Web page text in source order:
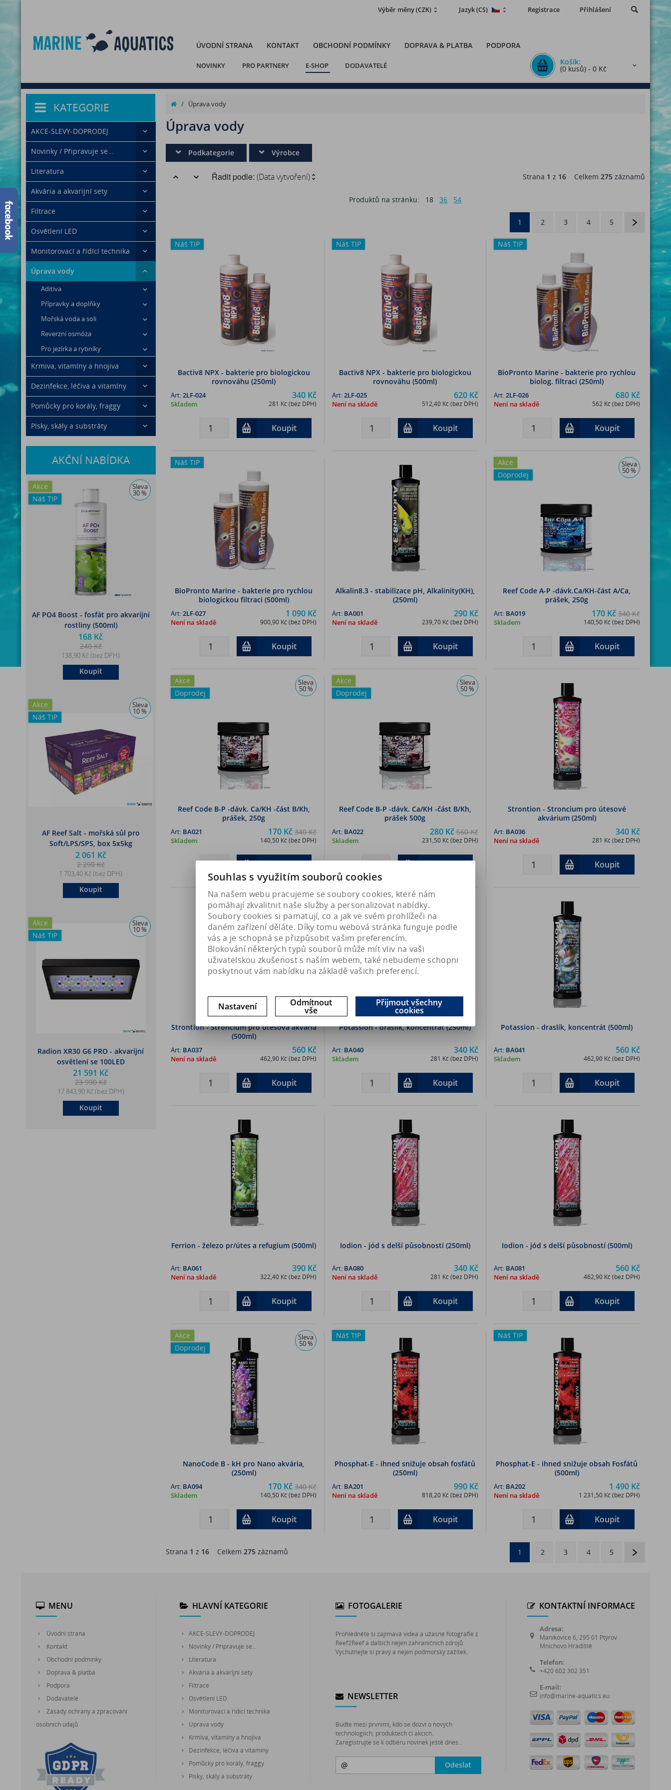
Registrace Přihlášení
Výběr měny(CZK) Jazyk(CS)
ÚVODNÍ STRANA KONTAKT OBCHODNÍ PODMÍNKY DOPRAVA & PLATBA PODPORA
NOVINKY PRO PARTNERY E-SHOP DODAVATELÉ Košík:
(0 kusů) - 0 Kč
KATEGORIE
AKCE-SLEVY-DOPRODEJ
Novinky / Připravuje se...
Literatura
Akvária a akvarijní sety
Filtrace
Osvětlení LED
Monitorovací a řídící technika
Úprava vody
Aditiva
Přípravky a doplňky
Mořská voda a soli
Reverzní osmóza
Pro jezírka a rybníky
Krmiva, vitamíny a hnojiva
Dezinfekce, léčiva a vitamíny
Pomůcky pro korály, fraggy
Písky, skály a substráty
AKČNÍ NABÍDKA
Sleva
30 %
Akce
Náš TIP
AF PO4 Boost - fosfát pro akvarijní
rostliny (500ml)
168 Kč
240 Kč
138,90 Kč (bez DPH)
Koupit
Sleva
10 %
Akce
Náš TIP
AF Reef Salt - mořská sůl pro
Soft/LPS/SPS, box 5x5kg
2 061 Kč
2 290 Kč
1 703,40 Kč (bez DPH)
Koupit
Sleva
10 %
Akce
Náš TIP
Radion XR30 G6 PRO - akvarijní
osvětlení se 100LED
21 591 Kč
23 990 Kč
17 843,90 Kč (bez DPH)
Koupit
/ Úprava vody
Úprava vody
Podkategorie Výrobce
Řadit podle: (Data vytvoření) Strana 1 z 16Celkem 275záznamů
Produktů na stránku: 18 36 54
1 2 3 4 5
Náš TIP
Bactiv8 NPX - bakterie pro biologickou
rovnováhu (250ml)
340 Kč
281 Kč (bez DPH)
Art:2LF-024
Skladem
Koupit
Náš TIP
Bactiv8 NPX - bakterie pro biologickou
rovnováhu (500ml)
620 Kč
512,40 Kč (bez DPH)
Art:2LF-025
Není na skladě
Koupit
Náš TIP
BioPronto Marine - bakterie pro rychlou
biolog. filtraci (250ml)
680 Kč
562 Kč (bez DPH)
Art:2LF-026
Není na skladě
Koupit
Náš TIP
BioPronto Marine - bakterie pro rychlou
biologickou filtraci (500ml)
1 090 Kč
900,90 Kč (bez DPH)
Art:2LF-027
Není na skladě
Koupit
Alkalin8.3 - stabilizace pH, Alkalinity(KH),
(250ml)
290 Kč
239,70 Kč (bez DPH)
Art: BA001
Není na skladě
Koupit
Akce
Doprodej
Sleva
50 %
Reef Code A-P -dávk.Ca/KH-část A/Ca,
prášek, 250g
170 Kč 340 Kč
140,50 Kč (bez DPH)
Art: BA019
Skladem
Koupit
Akce
Doprodej
Sleva
50 %
Reef Code B-P -dávk. Ca/KH -část B/Kh,
prášek, 250g
170 Kč 340 Kč
140,50 Kč (bez DPH)
Art: BA021
Skladem
Akce
Doprodej
Sleva
50 %
Reef Code B-P -dávk. Ca/KH -část B/Kh,
prášek 500g
280 Kč 560 Kč
231,50 Kč (bez DPH)
Art: BA022
Skladem
Strontion - Stroncium pro útesové
akvárium (250ml)
340 Kč
281 Kč (bez DPH)
Art: BA036
Není na skladě
Koupit
Strontion - Stroncium pro útesová akvária
(500ml)
560 Kč
462,90 Kč (bez DPH)
Art: BA037
Není na skladě
Koupit
Potassion - draslík, koncentrát (250ml)
340 Kč
281 Kč (bez DPH)
Art: BA040
Skladem
Koupit
Potassion - draslík, koncentrát (500ml)
560 Kč
462,90 Kč (bez DPH)
Art: BA041
Skladem
Koupit
Ferrion - železo pr/útes a refugium (500ml)
390 Kč
322,40 Kč (bez DPH)
Art: BA061
Není na skladě
Koupit
Iodion - jód s delší působností (250ml)
340 Kč
281 Kč (bez DPH)
Art: BA080
Není na skladě
Koupit
Iodion - jód s delší působností (500ml)
560 Kč
462,90 Kč (bez DPH)
Art: BA081
Není na skladě
Koupit
Akce
Doprodej
Sleva
50 %
NanoCode B - kH pro Nano akvária,
(250ml)
170 Kč 340 Kč
140,50 Kč (bez DPH)
Art: BA094
Skladem
Koupit
Náš TIP
Phosphat-E - ihned snižuje obsah fosfátů
(250ml)
990 Kč
818,20 Kč (bez DPH)
Art: BA201
Není na skladě
Koupit
Náš TIP
Phosphat-E - ihned snižuje obsah Fosfátů
(500ml)
1 490 Kč
1 231,50 Kč (bez DPH)
Art: BA202
Není na skladě
Koupit
Strana 1 z 16Celkem 275záznamů 1 2 3 4 5
MENU
Úvodní strana
Kontakt
Obchodní podmínky
Doprava & platba
Podpora
Dodavatelé
Zásady ochrany a zpracování
osobních údajů
HLAVNÍ KATEGORIE
AKCE-SLEVY-DOPRODEJ
Novinky / Připravuje se...
Literatura
Akvária a akvarijní sety
Filtrace
Osvětlení LED
Monitorovací a řídící technika
Úprava vody
Krmiva, vitamíny a hnojiva
Dezinfekce, léčiva a vitamíny
Pomůcky pro korály, fraggy
Písky, skály a substráty
FOTOGALERIE
Prohlédněte si zajímavá videa a úžasné fotografie z
Reef2Reef a dalších nejen zahraničních zdrojů.
Vychutnejte si pravý a nejen podmořský zážitek.
NEWSLETTER
Buďte mezi prvními, kdo se dozví o nových
technologiích, produktech či akcích.
Zaregistrujte se k odběru novinek ještě dnes...
Odeslat
KONTAKTNÍ INFORMACE
Adresa:
Maníkovice 6, 295 01 Ptýrov
Mnichovo Hradiště
Telefon:
+420 602 302 351
E-mail:
info@marine-aquatics.eu
Souhlas s využitím souborů cookies
Na našem webu pracujeme se soubory cookies, které nám
pomáhají zkvalitnit naše služby a personalizovat nabídky.
Soubory cookies si pamatují, co a jak ve svém prohlížeči na
daném zařízení děláte. Díky tomu webová stránka funguje podle
vás a je schopná se přizpůsobit vašim preferencím.
Blokování některých typů souborů může mít vliv na vaši
uživatelskou zkušenost s naším webem, také nebudeme schopni
poskytnout vám nabídku na základě vašich preferencí.
Nastavení Odmítnout
vše
Přijmout všechny
cookies